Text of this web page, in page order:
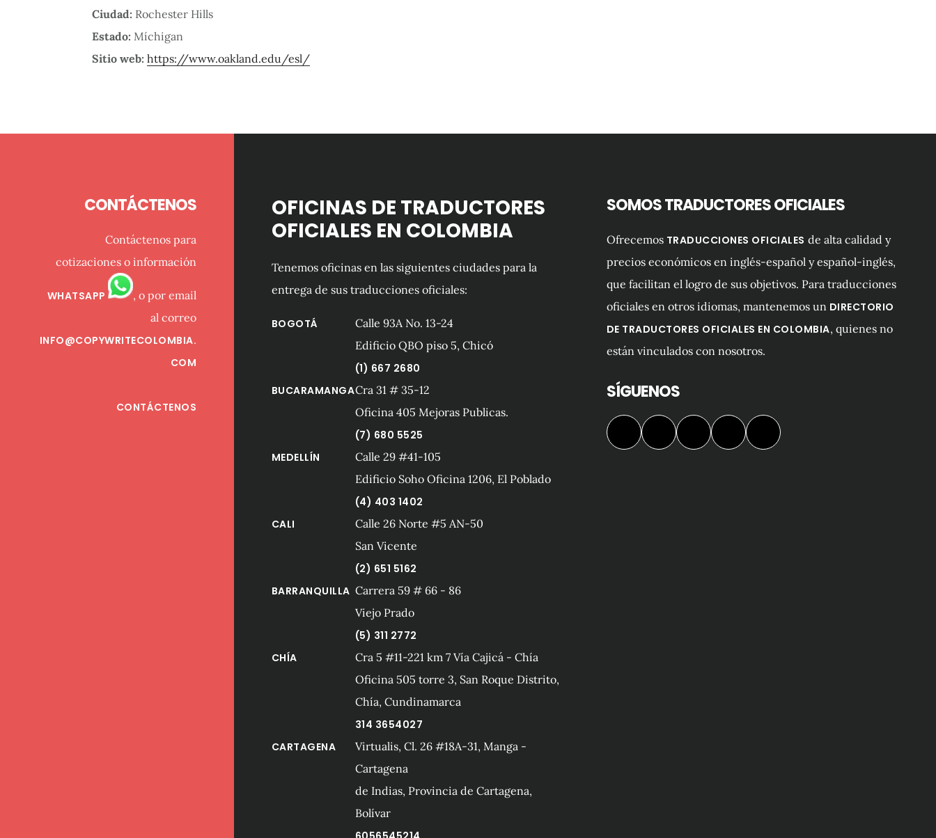
Ciudad: Rochester Hills
Estado: Míchigan
Sitio web: https://www.oakland.edu/esl/
CONTÁCTENOS
Contáctenos para
cotizaciones o información
WHATSAPP
, o por email
al correo
INFO@COPYWRITECOLOMBIA.
COM
CONTÁCTENOS
OFICINAS DE TRADUCTORES
OFICIALES EN COLOMBIA
Tenemos oficinas en las siguientes ciudades para la
entrega de sus traducciones oficiales:
BOGOTÁ
Calle 93A No. 13-24
Edificio QBO piso 5, Chicó
(1) 667 2680
BUCARAMANGACra 31 # 35-12
Oficina 405 Mejoras Publicas.
(7) 680 5525
MEDELLÍN
Calle 29 #41-105
Edificio Soho Oficina 1206, El Poblado
(4) 403 1402
CALI
Calle 26 Norte #5 AN-50
San Vicente
(2) 651 5162
BARRANQUILLA Carrera 59 # 66 - 86
Viejo Prado
(5) 311 2772
CHÍA
Cra 5 #11-221 km 7 Vía Cajicá - Chía
Oficina 505 torre 3, San Roque Distrito,
Chía, Cundinamarca
314 3654027
CARTAGENA
Virtualis, Cl. 26 #18A-31, Manga -
Cartagena
de Indias, Provincia de Cartagena,
Bolívar
SOMOS TRADUCTORES OFICIALES
Ofrecemos TRADUCCIONES OFICIALES de alta calidad y
precios económicos en inglés-español y español-inglés,
que facilitan el logro de sus objetivos. Para traducciones
oficiales en otros idiomas, mantenemos un DIRECTORIO
DE TRADUCTORES OFICIALES EN COLOMBIA, quienes no
están vinculados con nosotros.
SÍGUENOS